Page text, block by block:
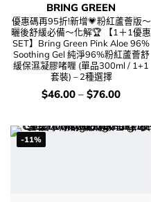
BRING GREEN
優惠碼再95折!新增💗粉紅蘆薈版～
曬後舒緩必備～化解🏆 【1＋1優惠
SET】Bring Green Pink Aloe 96%
Soothing Gel 純淨96%粉紅蘆薈舒
緩保濕凝膠啫喱 (單品300ml / 1+1
套裝) – 2種選擇
價
錢：
$46.00 – $76.00
-11%